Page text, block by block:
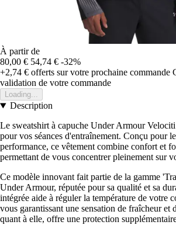
À partir de
80,00 € 54,74 € -32%
+2,74 € offerts sur votre prochaine commande
validation de votre commande
Loading...
Description
Le sweatshirt à capuche Under Armour
pour vos séances d'entraînement. Conçu pour
performance, ce vêtement combine confort et
permettant de vous concentrer pleinement sur
Ce modèle innovant fait partie de la gamme
Under Armour, réputée pour sa qualité et sa
intégrée aide à réguler la température de votre
vous garantissant une sensation de fraîcheur et
quant à elle, offre une protection